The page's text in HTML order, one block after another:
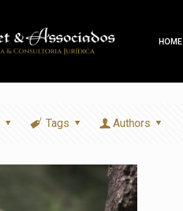
HOME
Tags Authors